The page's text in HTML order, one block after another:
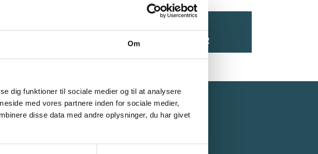
Om
dig funktioner til sociale medier og til at analysere
med vores partnere inden for sociale medier,
disse data med andre oplysninger, du har givet
NYHEDER